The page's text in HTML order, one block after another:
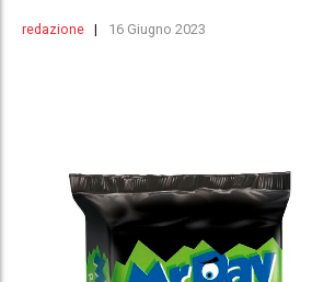
redazione 16 Giugno 2023